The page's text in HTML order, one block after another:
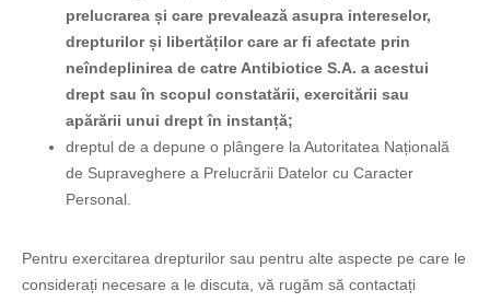
prelucrarea și care prevalează asupra intereselor,
drepturilor și libertăților care ar fi afectate prin
neîndeplinirea de catre Antibiotice S.A. a acestui
drept sau în scopul constatării, exercitării sau
apărării unui drept în instanță;
dreptul de a depune o plângere la Autoritatea Națională
de Supraveghere a Prelucrării Datelor cu Caracter
Personal.
Pentru exercitarea drepturilor sau pentru alte aspecte pe care le
considerați necesare a le discuta, vă rugăm să contactați
DATA EVENIMENTULUI SESIZAT*
OBIECTUL SESIZARII
promovarea medicamentelor eliberate pe bază de
prescripţie medicală, realizată de reprezentanţii Antibiotice